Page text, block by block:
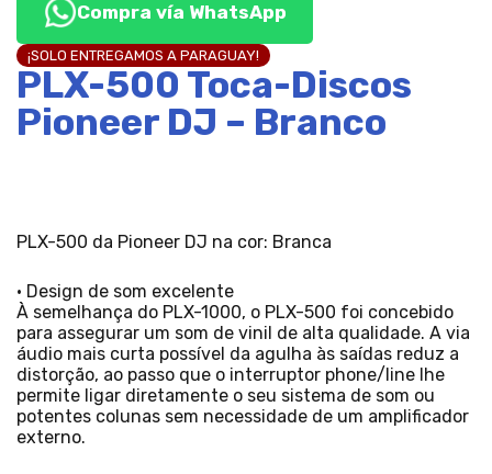
Compra vía WhatsApp
¡SOLO ENTREGAMOS A PARAGUAY!
PLX-500 Toca-Discos
Pioneer DJ – Branco
PLX-500 da Pioneer DJ na cor: Branca
• Design de som excelente
À semelhança do PLX-1000, o PLX-500 foi concebido
para assegurar um som de vinil de alta qualidade. A via
áudio mais curta possível da agulha às saídas reduz a
distorção, ao passo que o interruptor phone/line lhe
permite ligar diretamente o seu sistema de som ou
potentes colunas sem necessidade de um amplificador
externo.